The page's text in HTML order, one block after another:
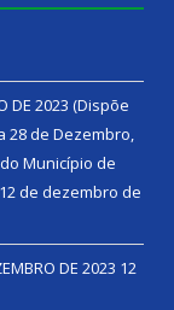
DE 2023 (Dispõe
28 de Dezembro,
Município de
12 de dezembro de
DE 2023 12